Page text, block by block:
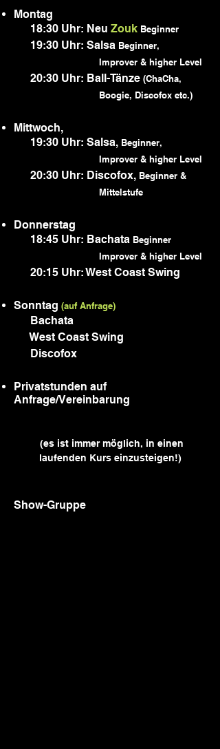
Montag
18:30 Uhr: Neu Zouk Beginner
19:30 Uhr: Salsa Beginner,
Improver & higher Level
20:30 Uhr: Ball-Tänze (ChaCha,
Boogie, Discofox etc.)
Mittwoch,
19:30 Uhr: Salsa, Beginner,
Improver & higher Level
20:30 Uhr: Discofox, Beginner &
Mittelstufe
Donnerstag
18:45 Uhr: Bachata Beginner
Improver & higher Level
20:15 Uhr: West Coast Swing
Sonntag (auf Anfrage)
Bachata
West Coast Swing
Discofox
Privatstunden auf
Anfrage/Vereinbarung
(es ist immer möglich, in einen
laufenden Kurs einzusteigen!)
Show-Gruppe